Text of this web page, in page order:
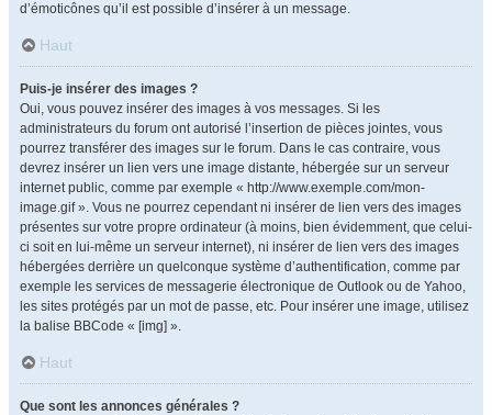
d’émoticônes qu’il est possible d’insérer à un message.
Haut
Puis-je insérer des images ?
Oui, vous pouvez insérer des images à vos messages. Si les
administrateurs du forum ont autorisé l’insertion de pièces jointes, vous
pourrez transférer des images sur le forum. Dans le cas contraire, vous
devrez insérer un lien vers une image distante, hébergée sur un serveur
internet public, comme par exemple « http://www.exemple.com/mon-
image.gif ». Vous ne pourrez cependant ni insérer de lien vers des images
présentes sur votre propre ordinateur (à moins, bien évidemment, que celui-
ci soit en lui-même un serveur internet), ni insérer de lien vers des images
hébergées derrière un quelconque système d’authentification, comme par
exemple les services de messagerie électronique de Outlook ou de Yahoo,
les sites protégés par un mot de passe, etc. Pour insérer une image, utilisez
la balise BBCode « [img] ».
Haut
Que sont les annonces générales ?